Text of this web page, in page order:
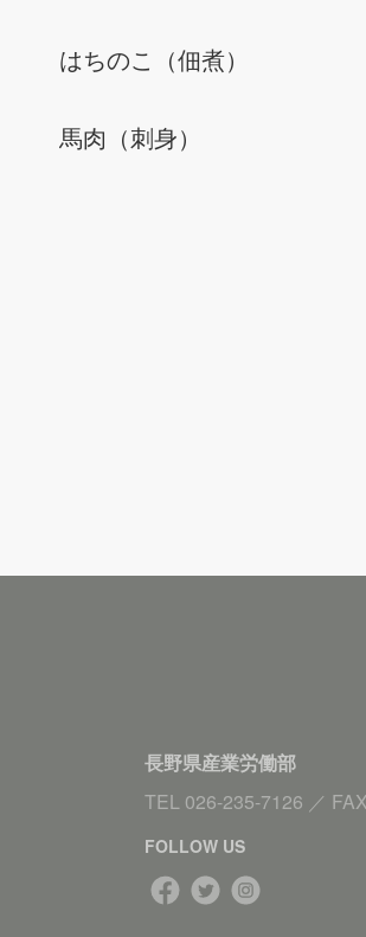
はちのこ（佃煮）
馬肉（刺身）
FOLLOW US
長野県産業労働部
TEL 026-235-7126 ／ FAX